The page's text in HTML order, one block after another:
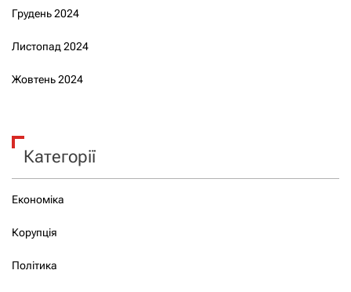
Грудень 2024
Листопад 2024
Жовтень 2024
Категорії
Економіка
Корупція
Політика